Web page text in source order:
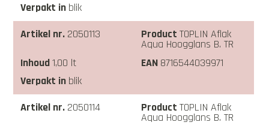
blik
2050113
TOPLIN Aflak
Aqua Hoogglans B. TR
1,00 lt
8716544039971
blik
2050114
TOPLIN Aflak
Aqua Hoogglans B. TR